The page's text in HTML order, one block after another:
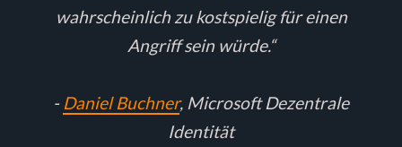
wahrscheinlich zu kostspielig für einen
Angriff sein würde.“
- Daniel Buchner, Microsoft Dezentrale
Identität